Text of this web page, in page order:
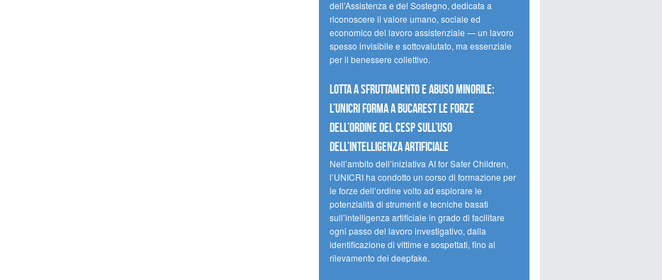
dell’Assistenza e del Sostegno, dedicata a
riconoscere il valore umano, sociale ed
economico del lavoro assistenziale — un lavoro
spesso invisibile e sottovalutato, ma essenziale
per il benessere collettivo.
Lotta a sfruttamento e abuso minorile:
l’UNICRI forma a Bucarest le forze
dell’ordine del CESP sull’uso
dell’Intelligenza Artificiale
Nell’ambito dell’iniziativa AI for Safer Children,
l’UNICRI ha condotto un corso di formazione per
le forze dell’ordine volto ad esplorare le
potenzialità di strumenti e tecniche basati
sull’intelligenza artificiale in grado di facilitare
ogni passo del lavoro investigativo, dalla
identificazione di vittime e sospettati, fino al
rilevamento dei deepfake.